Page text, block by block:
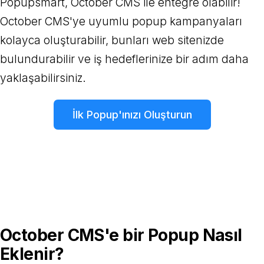
October CMS'ye uyumlu popup kampanyaları
kolayca oluşturabilir, bunları web sitenizde
bulundurabilir ve iş hedeflerinize bir adım daha
yaklaşabilirsiniz.
İlk Popup'ınızı Oluşturun
October CMS'e bir Popup Nasıl
Eklenir?